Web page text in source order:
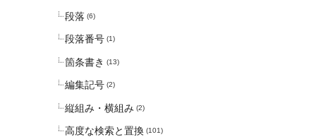
段落 (6)
段落番号 (1)
箇条書き (13)
編集記号 (2)
縦組み・横組み (2)
高度な検索と置換 (101)